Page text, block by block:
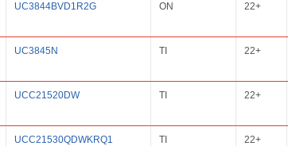
UC3844BVD1R2G ON 22+
UC3845N TI 22+
UCC21520DW TI 22+
UCC21530QDWKRQ1 TI 22+